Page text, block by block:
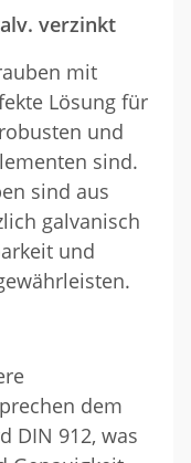
verzinkt
mit
Lösung für
und
sind.
sind aus
galvanisch
und
dem
DIN 912, was